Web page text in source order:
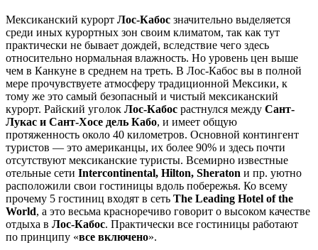
Мексиканский курорт Лос-Кабос значительно выделяется
среди иных курортных зон своим климатом, так как тут
практически не бывает дождей, вследствие чего здесь
относительно нормальная влажность. Но уровень цен выше
чем в Канкуне в среднем на треть. В Лос-Кабос вы в полной
мере прочувствуете атмосферу традиционной Мексики, к
тому же это самый безопасный и чистый мексиканский
курорт. Райский уголок Лос-Кабос растнулся между Сант-
Лукас и Сант-Хосе дель Кабо, и имеет общую
протяженность около 40 километров. Основной контингент
туристов — это американцы, их более 90% и здесь почти
отсутствуют мексиканские туристы. Всемирно известные
отельные сети Intercontinental, Hilton, Sheraton и пр. уютно
расположили свои гостиницы вдоль побережья. Ко всему
прочему 5 гостиниц входят в сеть The Leading Hotel of the
World, а это весьма красноречиво говорит о высоком качестве
отдыха в Лос-Кабос. Практически все гостиницы работают
по принципу «все включено».